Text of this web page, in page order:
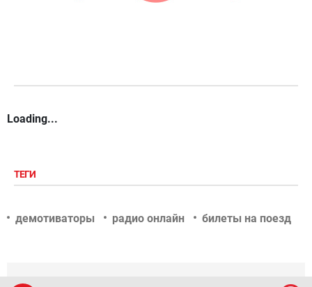
Loading...
ТЕГИ
демотиваторы радио онлайн билеты на поезд